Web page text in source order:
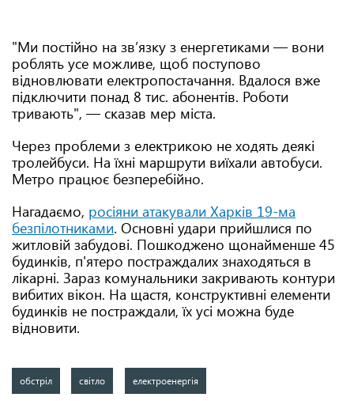
"Ми постійно на зв’язку з енергетиками — вони
роблять усе можливе, щоб поступово
відновлювати електропостачання. Вдалося вже
підключити понад 8 тис. абонентів. Роботи
тривають", — сказав мер міста.
Через проблеми з електрикою не ходять деякі
тролейбуси. На їхні маршрути виїхали автобуси.
Метро працює безперебійно.
Нагадаємо, росіяни атакували Харків 19-ма
безпілотниками. Основні удари прийшлися по
житловій забудові. Пошкоджено щонайменше 45
будинків, п'ятеро постраждалих знаходяться в
лікарні. Зараз комунальники закривають контури
вибитих вікон. На щастя, конструктивні елементи
будинків не постраждали, їх усі можна буде
відновити.
обстріл світло електроенергія